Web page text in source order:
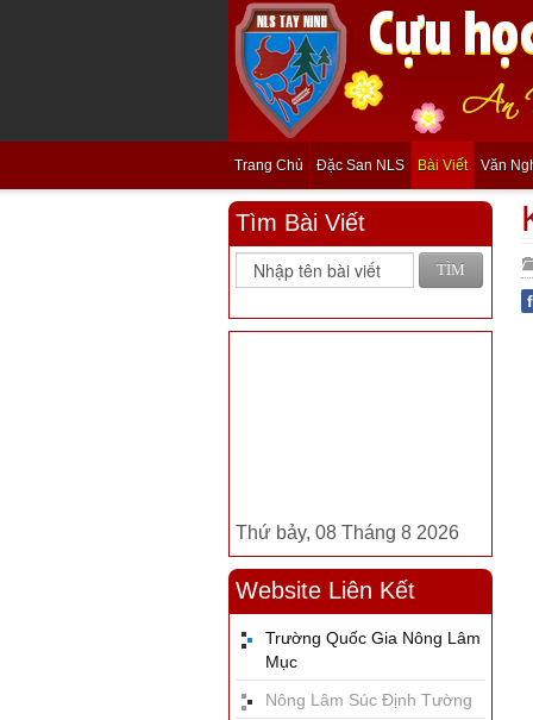
Trang Chủ Đặc San NLS Bài Viết Văn
Tìm Bài Viết
TÌM
Thứ bảy, 08 Tháng 8 2026
Website Liên Kết
Trường Quốc Gia Nông Lâm
Mục
Nông Lâm Súc Định Tường
f